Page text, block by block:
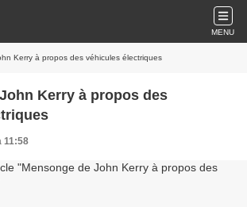
MENU
Kerry à propos des véhicules électriques
Kerry à propos des
11:58